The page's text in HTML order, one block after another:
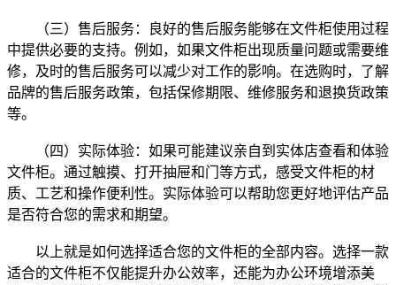
（三）售后服务：良好的售后服务能够在文件柜使用过程
中提供必要的支持。例如，如果文件柜出现质量问题或需要维
修，及时的售后服务可以减少对工作的影响。在选购时，了解
品牌的售后服务政策，包括保修期限、维修服务和退换货政策
等。
（四）实际体验：如果可能建议亲自到实体店查看和体验
文件柜。通过触摸、打开抽屉和门等方式，感受文件柜的材
质、工艺和操作便利性。实际体验可以帮助您更好地评估产品
是否符合您的需求和期望。
以上就是如何选择适合您的文件柜的全部内容。选择一款
适合的文件柜不仅能提升办公效率，还能为办公环境增添美